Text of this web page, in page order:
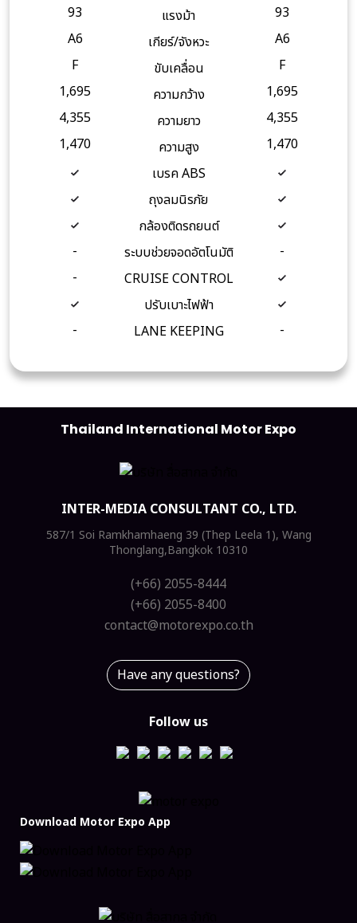
93
A6
F
1,695
4,355
1,470
-
-
-
93
A6
F
1,695
4,355
1,470
-
-
แรงม้า
เกียร์/จังหวะ
ขับเคลื่อน
ความกว้าง
ความยาว
ความสูง
เบรค ABS
ถุงลมนิรภัย
กล้องติดรถยนต์
ระบบช่วยจอดอัตโนมัติ
CRUISE CONTROL
ปรับเบาะไฟฟ้า
LANE KEEPING
Thailand International Motor Expo
INTER-MEDIA CONSULTANT CO., LTD.
587/1 Soi Ramkhamhaeng 39 (Thep Leela 1), Wang
Thonglang,Bangkok 10310
(+66) 2055-8444
(+66) 2055-8400
contact@motorexpo.co.th
Have any questions?
Follow us
Download Motor Expo App